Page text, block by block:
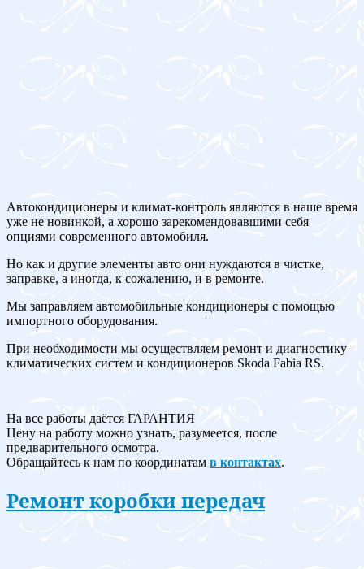
Автокондиционеры и климат-контроль являются в наше время
уже не новинкой, а хорошо зарекомендовавшими себя
опциями современного автомобиля.
Но как и другие элементы авто они нуждаются в чистке,
заправке, а иногда, к сожалению, и в ремонте.
Мы заправляем автомобильные кондиционеры с помощью
импортного оборудования.
При необходимости мы осуществляем ремонт и диагностику
климатических систем и кондиционеров Skoda Fabia RS.
На все работы даётся ГАРАНТИЯ
Цену на работу можно узнать, разумеется, после
предварительного осмотра.
Обращайтесь к нам по координатам в контактах.
Ремонт коробки передач